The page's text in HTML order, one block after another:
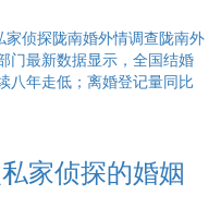
侦探陇南婚外情调查陇南外
门最新数据显示，全国结婚
八年走低；离婚登记量同比
家侦探的婚姻